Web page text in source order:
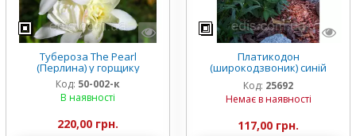
Тубероза The Pearl
(Перлина) у горщику
Код: 50-002-к
В наявності
220,00 грн.
Платикодон
(широкодзвоник) синій
низькорослий Mariesii у
горщику
Код: 25692
Немає в наявності
117,00 грн.